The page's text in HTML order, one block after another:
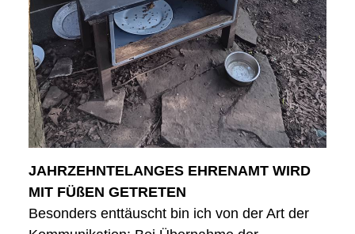
JAHRZEHNTELANGES EHRENAMT WIRD
MIT FÜßEN GETRETEN
Besonders enttäuscht bin ich von der Art der